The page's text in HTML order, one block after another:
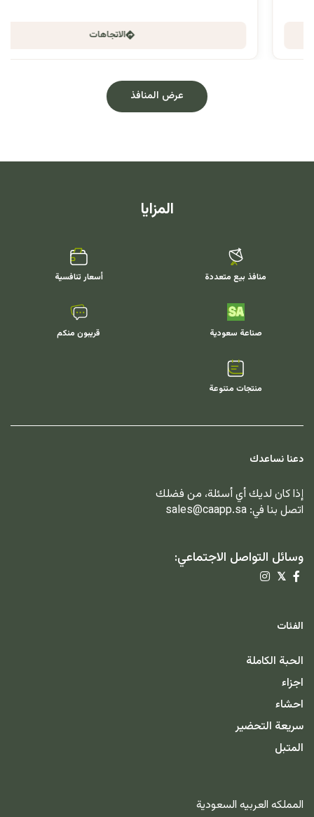
الاتجاهات
عرض المنافذ
المزايا
منافذ بيع متعددة أسعار تنافسية
صناعة سعودية قريبون منكم
منتجات متنوعة
دعنا نساعدك
إذا كان لديك أي أسئلة، من فضلك
اتصل بنا في: sales@caapp.sa
وسائل التواصل الاجتماعي:
𝕏
الفئات
الحبة الكاملة
اجزاء
احشاء
سريعة التحضير
المتبل
المملكه العربيه السعودية